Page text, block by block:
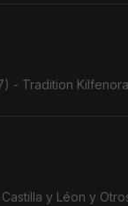
- Tradition
y Léon y